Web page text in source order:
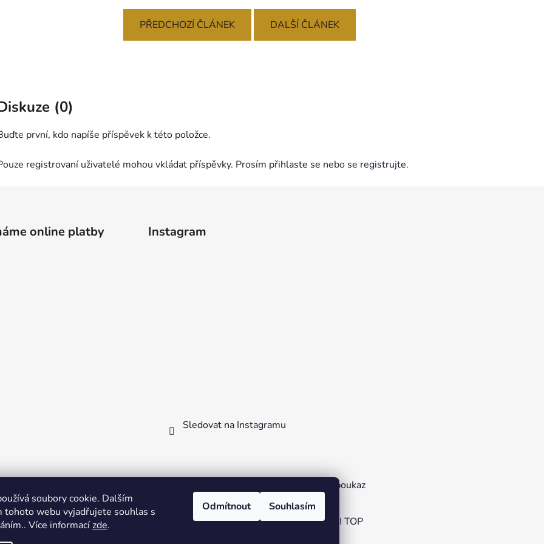
soubory cookie. Dalším
tohoto webu vyjadřujete souhlas s
Více informacízde.
Odmítnout Souhlasím
PŘEDCHOZÍ ČLÁNEK DALŠÍ ČLÁNEK
(0)
první, kdo napíše příspěvek k této položce.
registrovaní uživatelé mohou vkládat příspěvky. Prosím přihlaste se nebo se registrujte.
online platby Instagram
Sledovat na Instagramu
Dárkový poukaz